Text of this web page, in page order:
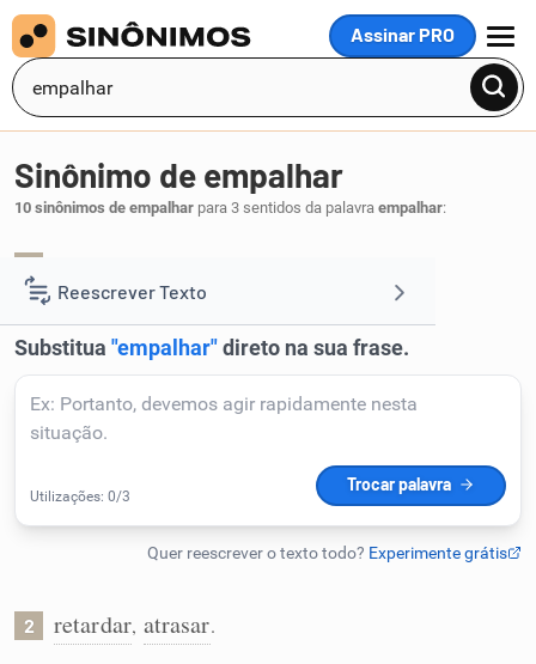
Assinar PRO
MENU
Reescrever Texto
Resumir Texto
Corrigir Texto
Detector de IA
Humanizador de IA
Sinônimo de empalhar
10 sinônimos de empalhar para 3 sentidos da palavra empalhar:
2 retardar, atrasar.